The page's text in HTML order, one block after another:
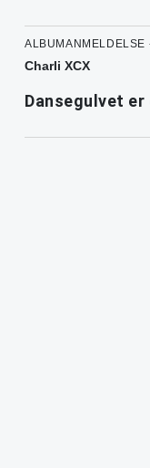
ALBUMANMELDELSE
Charli XCX
Dansegulvet